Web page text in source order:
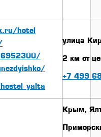
hotel
улица
2 км от
+7 499
Крым,